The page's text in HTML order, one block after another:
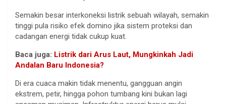
Semakin besar interkoneksi listrik sebuah wilayah, semakin
tinggi pula risiko efek domino jika sistem proteksi dan
cadangan energi tidak cukup kuat.
Baca juga: Listrik dari Arus Laut, Mungkinkah Jadi
Andalan Baru Indonesia?
Di era cuaca makin tidak menentu, gangguan angin
ekstrem, petir, hingga pohon tumbang kini bukan lagi